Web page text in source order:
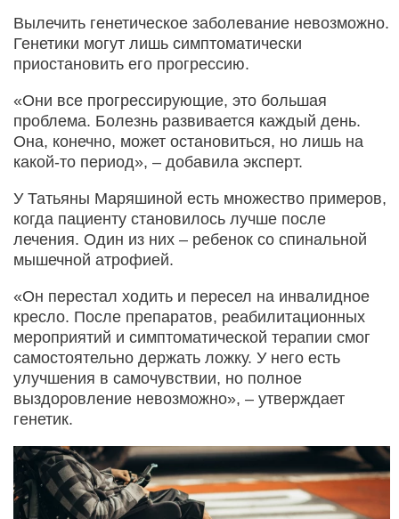
Вылечить генетическое заболевание невозможно.
Генетики могут лишь симптоматически
приостановить его прогрессию.
«Они все прогрессирующие, это большая
проблема. Болезнь развивается каждый день.
Она, конечно, может остановиться, но лишь на
какой-то период», – добавила эксперт.
У Татьяны Маряшиной есть множество примеров,
когда пациенту становилось лучше после
лечения. Один из них – ребенок со спинальной
мышечной атрофией.
«Он перестал ходить и пересел на инвалидное
кресло. После препаратов, реабилитационных
мероприятий и симптоматической терапии смог
самостоятельно держать ложку. У него есть
улучшения в самочувствии, но полное
выздоровление невозможно», – утверждает
генетик.